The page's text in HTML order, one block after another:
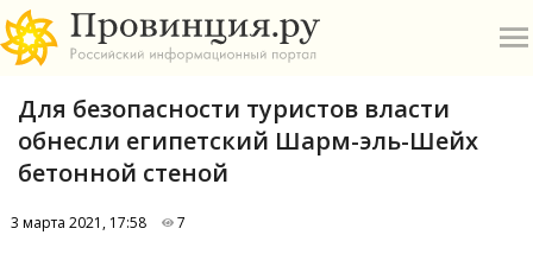
Для безопасности туристов власти
обнесли египетский Шарм-эль-Шейх
бетонной стеной
3 марта 2021, 17:58 7